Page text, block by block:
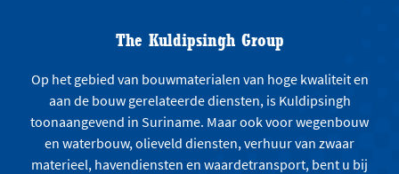
The Kuldipsingh Group
Op het gebied van bouwmaterialen van hoge kwaliteit en
aan de bouw gerelateerde diensten, is Kuldipsingh
toonaangevend in Suriname. Maar ook voor wegenbouw
en waterbouw, olieveld diensten, verhuur van zwaar
materieel, havendiensten en waardetransport, bent u bij